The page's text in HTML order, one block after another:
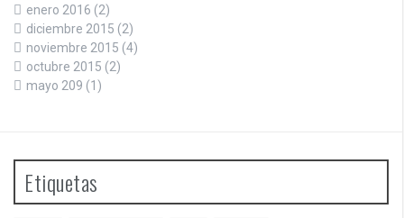
enero 2016 (2)
diciembre 2015 (2)
noviembre 2015 (4)
octubre 2015 (2)
mayo 209 (1)
Etiquetas